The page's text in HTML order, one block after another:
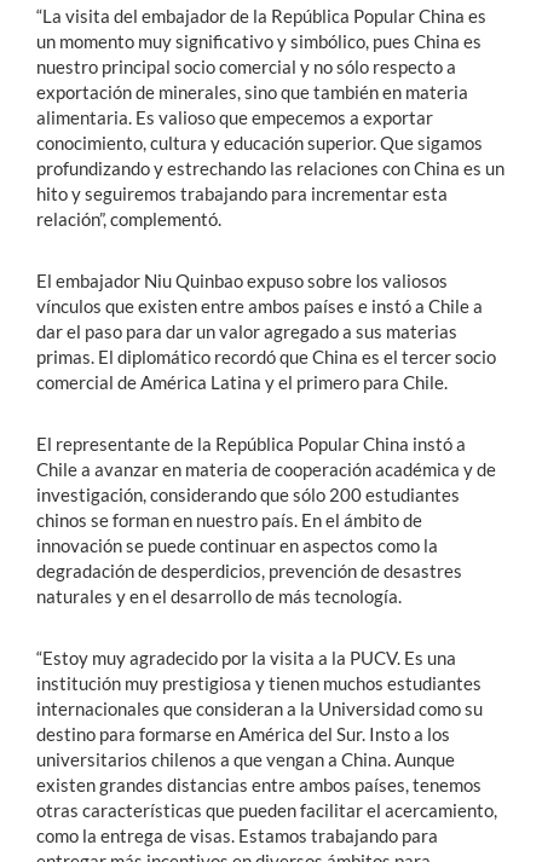
“La visita del embajador de la República Popular China es
un momento muy significativo y simbólico, pues China es
nuestro principal socio comercial y no sólo respecto a
exportación de minerales, sino que también en materia
alimentaria. Es valioso que empecemos a exportar
conocimiento, cultura y educación superior. Que sigamos
profundizando y estrechando las relaciones con China es un
hito y seguiremos trabajando para incrementar esta
relación”, complementó.
El embajador Niu Quinbao expuso sobre los valiosos
vínculos que existen entre ambos países e instó a Chile a
dar el paso para dar un valor agregado a sus materias
primas. El diplomático recordó que China es el tercer socio
comercial de América Latina y el primero para Chile.
El representante de la República Popular China instó a
Chile a avanzar en materia de cooperación académica y de
investigación, considerando que sólo 200 estudiantes
chinos se forman en nuestro país. En el ámbito de
innovación se puede continuar en aspectos como la
degradación de desperdicios, prevención de desastres
naturales y en el desarrollo de más tecnología.
“Estoy muy agradecido por la visita a la PUCV. Es una
institución muy prestigiosa y tienen muchos estudiantes
internacionales que consideran a la Universidad como su
destino para formarse en América del Sur. Insto a los
universitarios chilenos a que vengan a China. Aunque
existen grandes distancias entre ambos países, tenemos
otras características que pueden facilitar el acercamiento,
como la entrega de visas. Estamos trabajando para